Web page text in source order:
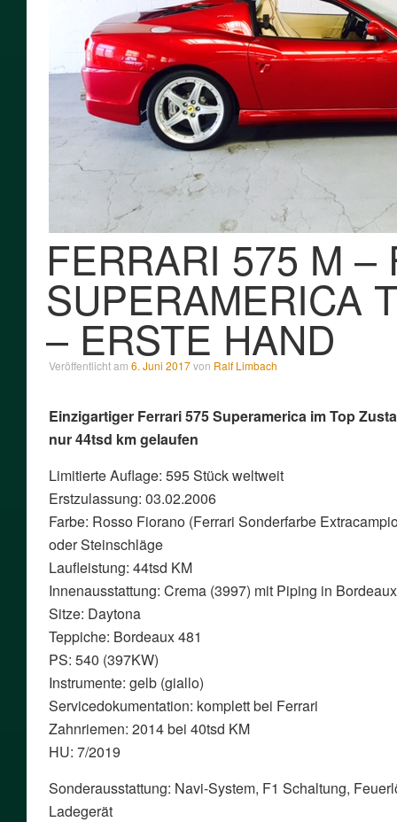
FERRARI 575 M –
SUPERAMERICA
– ERSTE HAND
Veröffentlicht am 6. Juni 2017von Ralf Limbach
Einzigartiger Ferrari 575 Superamerica im Top
nur 44tsd km gelaufen
Limitierte Auflage: 595 Stück weltweit
Erstzulassung: 03.02.2006
Farbe: Rosso Fiorano (Ferrari Sonderfarbe
oder Steinschläge
Laufleistung: 44tsd KM
Innenausstattung: Crema (3997) mit Piping in
Sitze: Daytona
Teppiche: Bordeaux 481
PS: 540 (397KW)
Instrumente: gelb (giallo)
Servicedokumentation: komplett bei Ferrari
Zahnriemen: 2014 bei 40tsd KM
HU: 7/2019
Sonderausstattung: Navi-System, F1 Schaltung,
Ladegerät